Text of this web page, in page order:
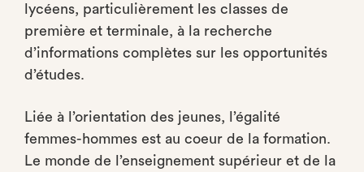
lycéens, particulièrement les classes de
première et terminale, à la recherche
d’informations complètes sur les opportunités
d’études.
Liée à l’orientation des jeunes, l’égalité
femmes-hommes est au coeur de la formation.
Le monde de l’enseignement supérieur et de la